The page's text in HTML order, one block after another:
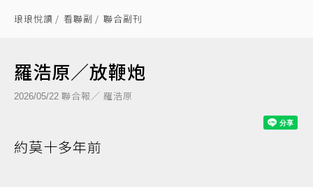
琅琅悅讀 看聯副 聯合副刊
羅浩原／放鞭炮
2026/05/22 聯合報／ 羅浩原
約莫十多年前